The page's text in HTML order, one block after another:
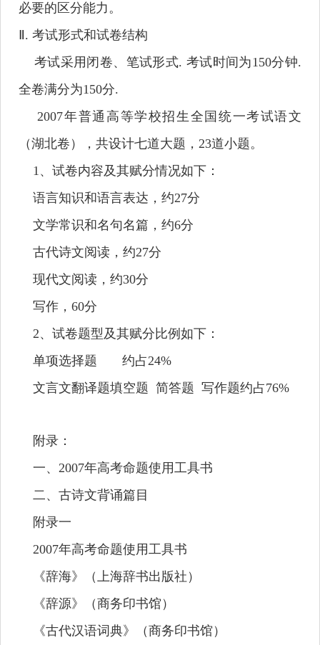
必要的区分能力。
. 考试形式和试卷结构
考试采用闭卷、笔试形式. 考试时间为150分钟.
全卷满分为150分.
2007年普通高等学校招生全国统一考试语文
（湖北卷），共设计七道大题， 23道小题。
1、试卷内容及其赋分情况如下：
语言知识和语言表达，约27分
文学常识和名句名篇，约6分
古代诗文阅读，约27分
现代文阅读，约30分
写作， 60分
2、试卷题型及其赋分比例如下：
单项选择题
约占24%
文言文翻译题填空题 简答题 写作题约占76%
附录：
一、 2007年高考命题使用工具书
二、古诗文背诵篇目
附录一
2007年高考命题使用工具书
《辞海》（上海辞书出版社）
《辞源》（商务印书馆）
《古代汉语词典》（商务印书馆）